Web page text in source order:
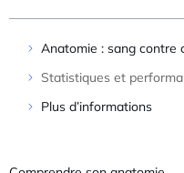
Anatomie : sang contre
Statistiques et
Plus d’informations